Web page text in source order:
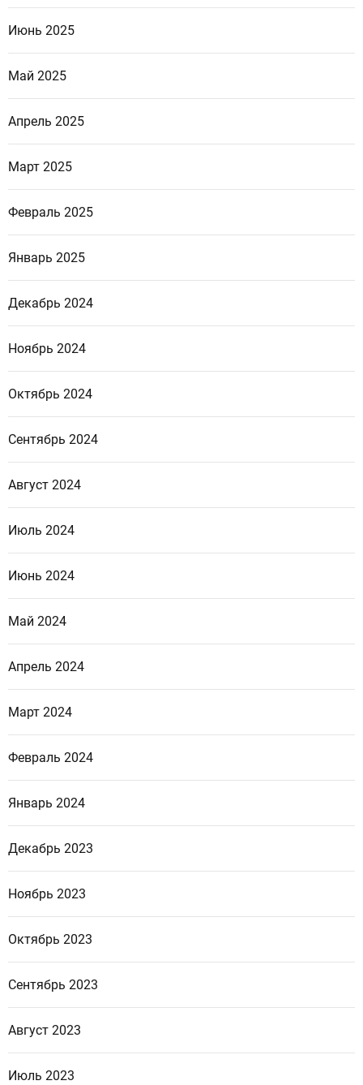
Июнь 2025
Май 2025
Апрель 2025
Март 2025
Февраль 2025
Январь 2025
Декабрь 2024
Ноябрь 2024
Октябрь 2024
Сентябрь 2024
Август 2024
Июль 2024
Июнь 2024
Май 2024
Апрель 2024
Март 2024
Февраль 2024
Январь 2024
Декабрь 2023
Ноябрь 2023
Октябрь 2023
Сентябрь 2023
Август 2023
Июль 2023